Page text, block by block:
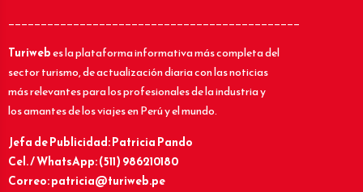
_____________________________________________
Turiwebes la plataforma informativa más completa del
sector turismo, de actualización diaria con las noticias
más relevantes para los profesionales de la industria y
los amantes de los viajes en Perú y el mundo.
Jefa de Publicidad: Patricia Pando
Cel. / WhatsApp: (511) 986210180
Correo: patricia@turiweb.pe